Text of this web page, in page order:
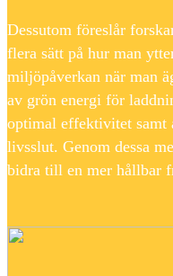
Dessutom föreslår
flera sätt på hur man
miljöpåverkan när man
av grön energi för
optimal effektivitet samt
livsslut. Genom dessa
bidra till en mer hållbar